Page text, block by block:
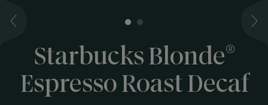
Starbucks Blonde®
Espresso Roast Decaf
1